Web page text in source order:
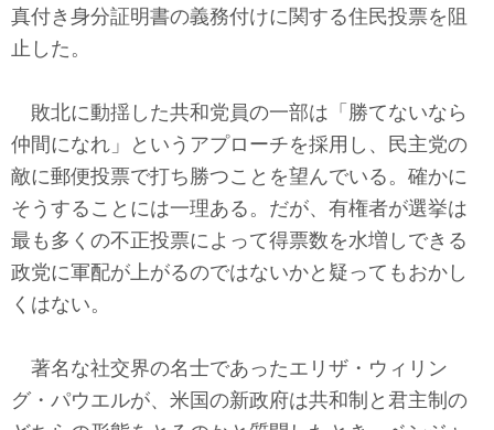
真付き身分証明書の義務付けに関する住民投票を阻
止した。
敗北に動揺した共和党員の一部は「勝てないなら
仲間になれ」というアプローチを採用し、民主党の
敵に郵便投票で打ち勝つことを望んでいる。確かに
そうすることには一理ある。だが、有権者が選挙は
最も多くの不正投票によって得票数を水増しできる
政党に軍配が上がるのではないかと疑ってもおかし
くはない。
著名な社交界の名士であったエリザ・ウィリン
グ・パウエルが、米国の新政府は共和制と君主制の